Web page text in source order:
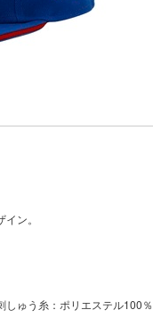
ン。
ゅう糸：ポリエステル100％